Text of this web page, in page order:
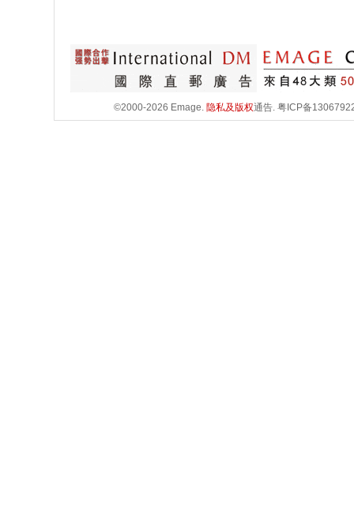
©2000-2026 Emage. 隐私及版权通告. 粤ICP备